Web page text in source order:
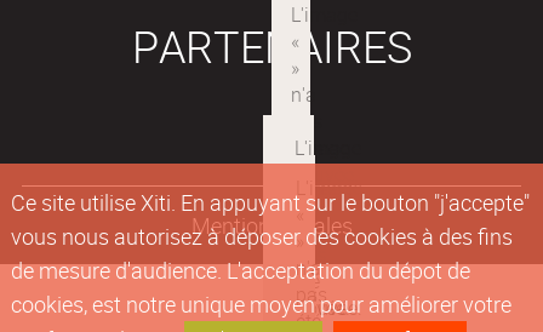
Ce site utilise Xiti. En appuyant sur le bouton "j'accepte"
vous nous autorisez à déposer des cookies à des fins
de mesure d'audience. L'acceptation du dépot de
cookies, est notre unique moyen pour améliorer votre
PARTENAIRES
Mentions légales